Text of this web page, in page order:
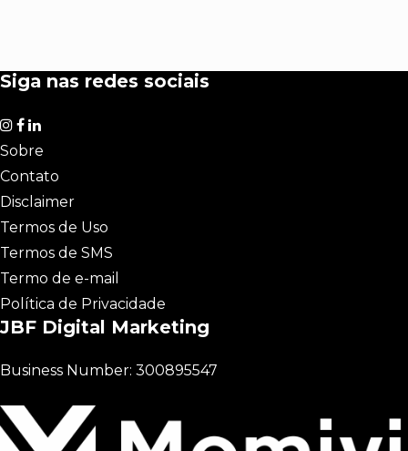
Siga nas redes sociais
Sobre
Contato
Disclaimer
Termos de Uso
Termos de SMS
Termo de e-mail
Política de Privacidade
JBF Digital Marketing
Business Number: 300895547